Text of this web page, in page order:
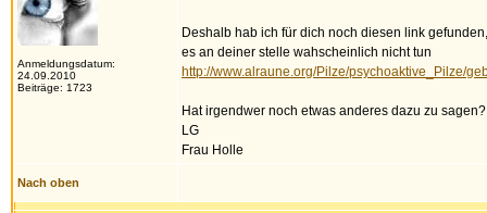
Anmeldungsdatum:
24.09.2010
Beiträge: 1723
Deshalb hab ich für dich noch diesen link
es an deiner stelle wahscheinlich nicht tun
http://www.alraune.org/Pilze/psychoaktive_Pilze/
Hat irgendwer noch etwas anderes dazu zu sagen?
LG
Frau Holle
Nach oben